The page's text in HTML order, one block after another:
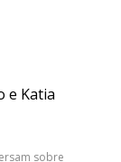
e Katia
sobre